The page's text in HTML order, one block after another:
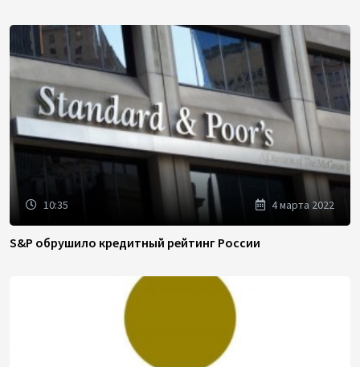
10:35 4 марта 2022
S&P обрушило кредитный рейтинг России